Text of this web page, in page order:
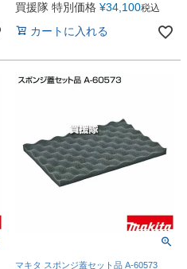
買援隊 特別価格 ¥34,100税込
カートに入れる
マキタ スポンジ蓋セット品 A-60573